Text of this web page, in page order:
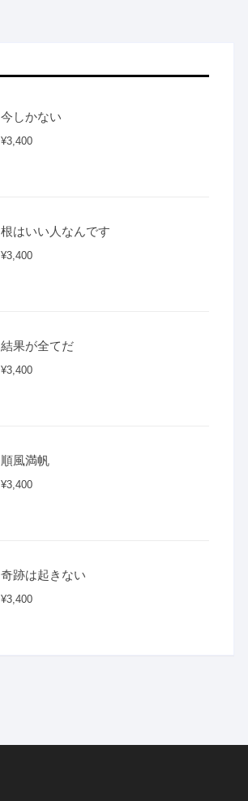
今しかない
¥3,400
根はいい人なんです
¥3,400
結果が全てだ
¥3,400
順風満帆
¥3,400
奇跡は起きない
¥3,400